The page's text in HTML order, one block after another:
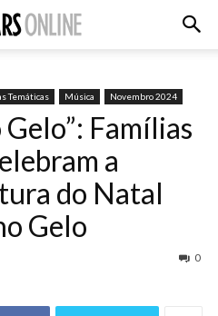
Temáticas Música Novembro 2024
Famílias
a
do Natal
Gelo
0